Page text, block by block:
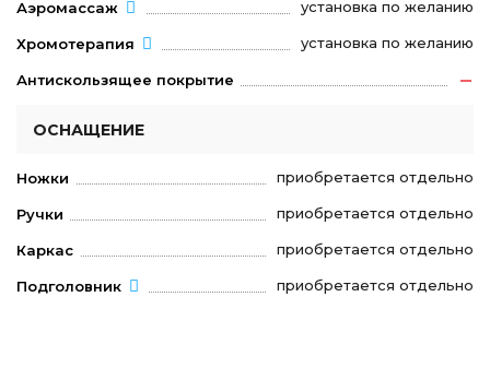
Аэромассаж установка по желанию
Хромотерапия установка по желанию
Антискользящее покрытие
ОСНАЩЕНИЕ
Ножки приобретается отдельно
Ручки приобретается отдельно
Каркас приобретается отдельно
Подголовник приобретается отдельно